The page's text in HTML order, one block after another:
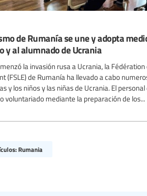
de Rumanía se une y adopta
y al alumnado de Ucrania
la invasión rusa a Ucrania, la
(FSLE) de Rumanía ha llevado a cabo
y los niños y las niñas de Ucrania. El
voluntariado mediante la preparación de los...
Rumania